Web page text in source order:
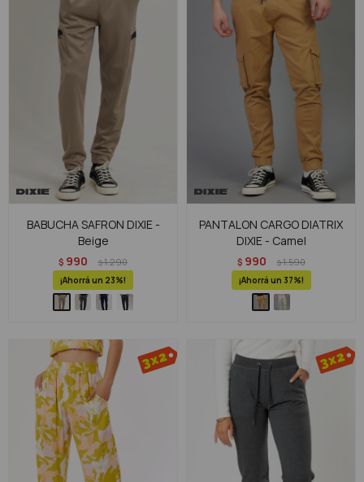
BABUCHA SAFRON DIXIE -
Beige
$ 990 $1.290
23
PANTALON CARGO DIATRIX
DIXIE - Camel
$ 990 $1.590
37